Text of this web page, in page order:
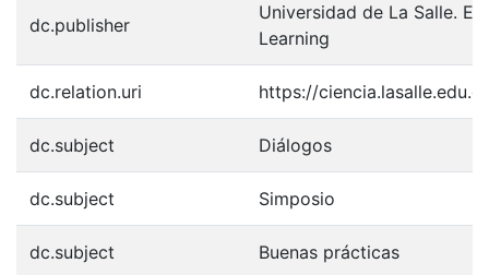
dc.publisher
Universidad de La Salle.
Learning
dc.relation.uri https://
dc.subject Diálogos
dc.subject Simposio
dc.subject Buenas prácticas